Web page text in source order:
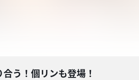
う！個リンも登場！